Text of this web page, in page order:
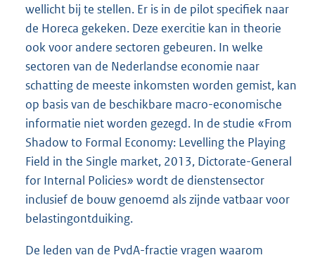
wellicht bij te stellen. Er is in de pilot specifiek naar
de Horeca gekeken. Deze exercitie kan in theorie
ook voor andere sectoren gebeuren. In welke
sectoren van de Nederlandse economie naar
schatting de meeste inkomsten worden gemist, kan
op basis van de beschikbare macro-economische
informatie niet worden gezegd. In de studie «From
Shadow to Formal Economy: Levelling the Playing
Field in the Single market, 2013, Dictorate-General
for Internal Policies» wordt de dienstensector
inclusief de bouw genoemd als zijnde vatbaar voor
belastingontduiking.
De leden van de PvdA-fractie vragen waarom